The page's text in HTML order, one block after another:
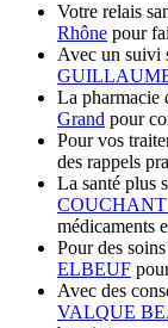
Votre relais
Rhône pour
Avec un suivi
La pharmacie
Grand pour
Pour vos
des rappels
La santé plus
médicaments
Pour des
ELBEUF
Avec des
VALQUE